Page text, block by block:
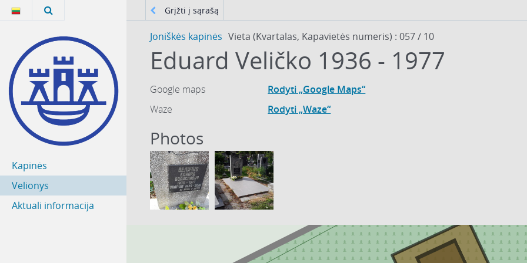
Kapinės
Velionys
Aktuali informacija
Grįžti į sąrašą
Joniškės kapinės Vieta (Kvartalas, Kapavietės numeris) : 057 / 10
Eduard Veličko 1936 - 1977
Google maps
Rodyti „Google Maps“
Waze
Rodyti „Waze“
Photos